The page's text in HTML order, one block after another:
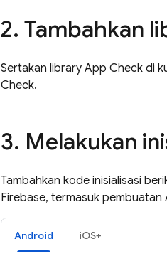
2. Tambahkan
Sertakan library App Check di
Check.
3. Melakukan
Tambahkan kode inisialisasi
Firebase, termasuk pembuatan
Android iOS+